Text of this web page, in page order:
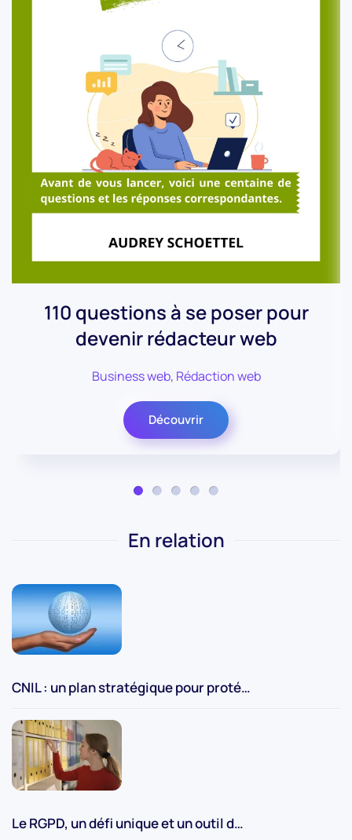
110 questions à se poser pour
devenir rédacteur web
Business web, Rédaction web
Découvrir
En relation
CNIL : un plan stratégique pour proté…
Le RGPD, un défi unique et un outil d…